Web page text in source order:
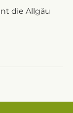
die Allgäu